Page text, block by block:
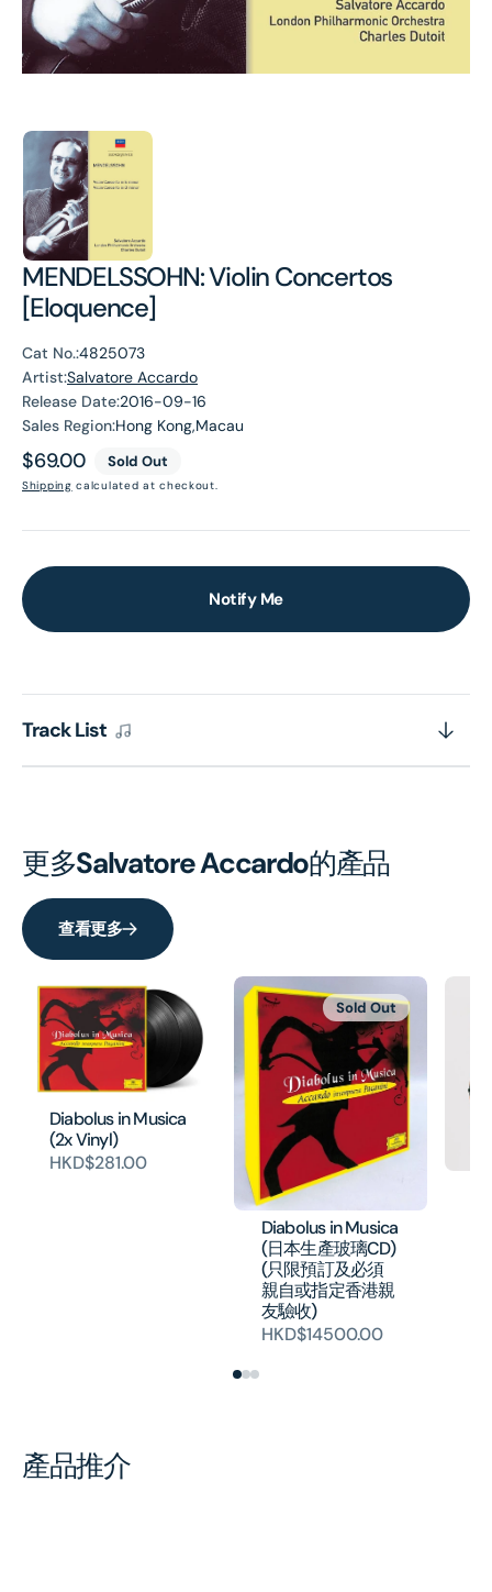
MENDELSSOHN: Violin Concertos
[Eloquence]
Cat No.:4825073
Artist:Salvatore Accardo
Release Date:2016-09-16
Sales Region:Hong Kong,Macau
Regular
price
$69.00 Sold Out
Shipping calculated at checkout.
Notify Me
Track List
更多Salvatore Accardo的產品
查看更多
Diabolus in Musica
(2x Vinyl)
HKD$281.00
Diabolus in Musica
(日本生產玻璃CD)
(只限預訂及必須
親自或指定香港親
友驗收)
HKD$14500.00
Sold Out
產品推介